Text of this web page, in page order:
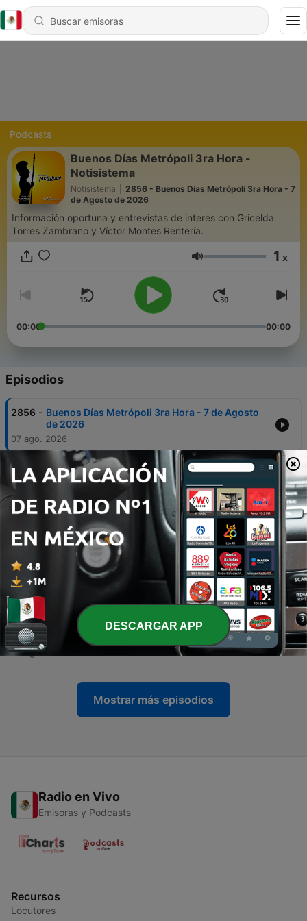
Podcasts
Buenos Días Metrópoli 3ra Hora -
Notisistema
Notisistema
2856 - Buenos Días Metrópoli 3ra Hora - 7
de Agosto de 2026
Información oportuna y entrevistas de interés con Gricelda
Torres Zambrano y Víctor Montes Rentería.
Volumen 1 x
00:00 00:00
Episodios
2856 - Buenos Días Metrópoli 3ra Hora - 7 de Agosto
de 2026
07 ago. 2026
2855
Buenos Días Metrópoli 3ra Hora - 6 de Agosto
de 2026
06 ago. 2026
Buenos Días Metrópoli 3ra Hora - 5 de Agosto
de 2026
05 ago. 2026
2853 -
Buenos Días Metrópoli 3ra Hora - 4 de Agosto
04 ago. 2026
2852 - Buenos Días Metrópoli 3ra Hora - 3 de Agosto
de 2026
03 ago. 2026
Mostrar más episodios
Radio en Vivo
Emisoras y Podcasts
Recursos
Locutores
DESCARGAR APP